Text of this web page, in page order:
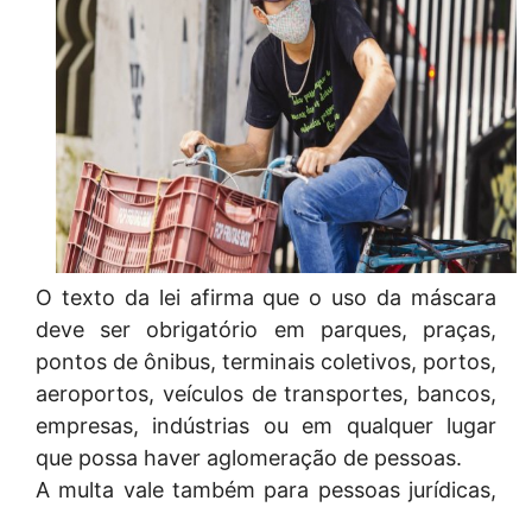
O texto da lei afirma que o uso da máscara
deve ser obrigatório em parques, praças,
pontos de ônibus, terminais coletivos, portos,
aeroportos, veículos de transportes, bancos,
empresas, indústrias ou em qualquer lugar
que possa haver aglomeração de pessoas.
A multa vale também para pessoas jurídicas,